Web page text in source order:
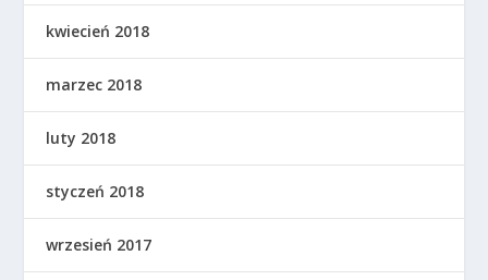
kwiecień 2018
marzec 2018
luty 2018
styczeń 2018
wrzesień 2017